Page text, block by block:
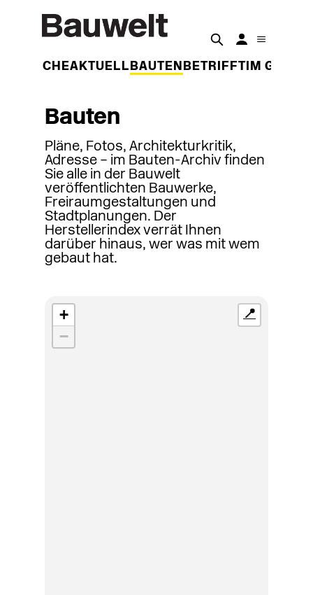
WOCHEAKTUELL BAUTEN BETRIFFT IM
Bauten
Pläne, Fotos, Architekturkritik,
Adresse – im Bauten-Archiv finden
Sie alle in der Bauwelt
veröffentlichten Bauwerke,
Freiraumgestaltungen und
Stadtplanungen. Der
Herstellerindex verrät Ihnen
darüber hinaus, wer was mit wem
gebaut hat.
+
−
📍